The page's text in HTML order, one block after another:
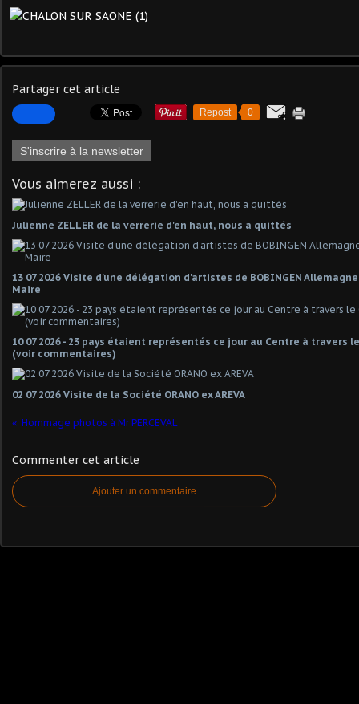
Partager cet article
Repost 0
S'inscrire à la newsletter
Vous aimerez aussi :
Julienne ZELLER de la verrerie d'en haut, nous a quittés
13 07 2026 Visite d'une délégation d'artistes de BOBINGEN
Maire
10 07 2026 - 23 pays étaient représentés ce jour au Centre à travers le
(voir commentaires)
02 07 2026 Visite de la Société ORANO ex AREVA
Hommage photos à Mr PERCEVAL
Commenter cet article
Ajouter un commentaire